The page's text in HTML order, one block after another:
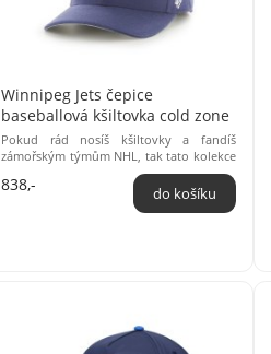
Winnipeg Jets čepice
baseballová kšiltovka cold zone
Pokud rád nosíš kšiltovky a fandíš
zámořským týmům NHL, tak tato kolekce
kšiltovek Cold Zone je přímo pro tebe! ...
838,-